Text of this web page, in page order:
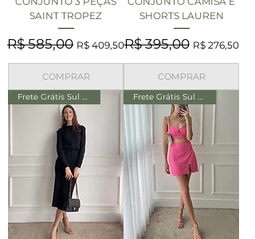
SAINT TROPEZ
Preço normal
R$ 585,00 Preço promocional
R$ 409,50
COMPRAR
SHORTS LAUREN
Preço normal
R$ 395,00 Preço
R$ 276,50
COMPRAR
Frete Grátis Sul e Sudeste Frete Grátis Sul e Sudeste